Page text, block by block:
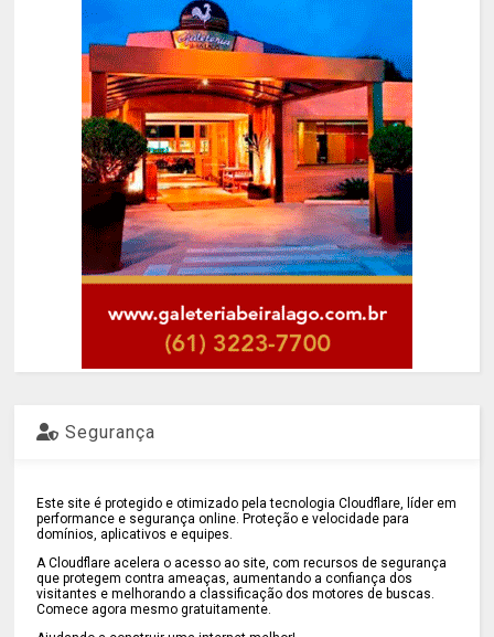
Segurança
Este site é protegido e otimizado pela tecnologia Cloudflare, líder em
performance e segurança online. Proteção e velocidade para
domínios, aplicativos e equipes.
A Cloudflare acelera o acesso ao site, com recursos de segurança
que protegem contra ameaças, aumentando a confiança dos
visitantes e melhorando a classificação dos motores de buscas.
Comece agora mesmo gratuitamente.